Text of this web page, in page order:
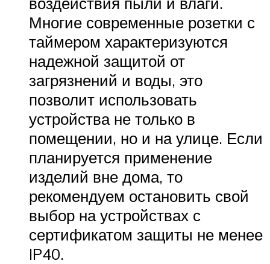
Многие современные розетки с
таймером характеризуются
надежной защитой от
загрязнений и воды, это
позволит использовать
устройства не только в
помещении, но и на улице. Если
планируется применение
изделий вне дома, то
рекомендуем остановить свой
выбор на устройствах с
сертификатом защиты не менее
IP40.